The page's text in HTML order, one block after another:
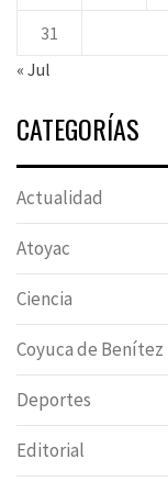
31
« Jul
CATEGORÍAS
Actualidad
Atoyac
Ciencia
Coyuca de Benítez
Deportes
Editorial